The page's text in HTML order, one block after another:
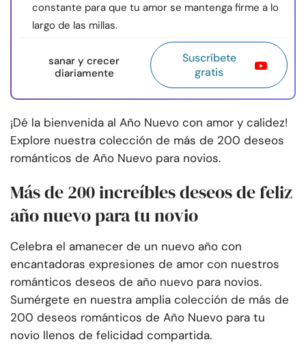
constante para que tu amor se mantenga firme a lo
largo de las millas.
sanar y crecer
diariamente
Suscríbete
gratis
¡Dé la bienvenida al Año Nuevo con amor y calidez!
Explore nuestra colección de más de 200 deseos
románticos de Año Nuevo para novios.
Más de 200 increíbles deseos de feliz
año nuevo para tu novio
Celebra el amanecer de un nuevo año con
encantadoras expresiones de amor con nuestros
románticos deseos de año nuevo para novios.
Sumérgete en nuestra amplia colección de más de
200 deseos románticos de Año Nuevo para tu
novio llenos de felicidad compartida.